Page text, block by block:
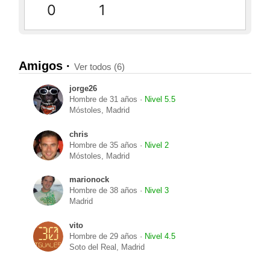
0 1
Amigos ·Ver todos (6)
jorge26
Hombre de 31 años · Nivel 5.5
Móstoles, Madrid
chris
Hombre de 35 años · Nivel 2
Móstoles, Madrid
marionock
Hombre de 38 años · Nivel 3
Madrid
vito
Hombre de 29 años · Nivel 4.5
Soto del Real, Madrid